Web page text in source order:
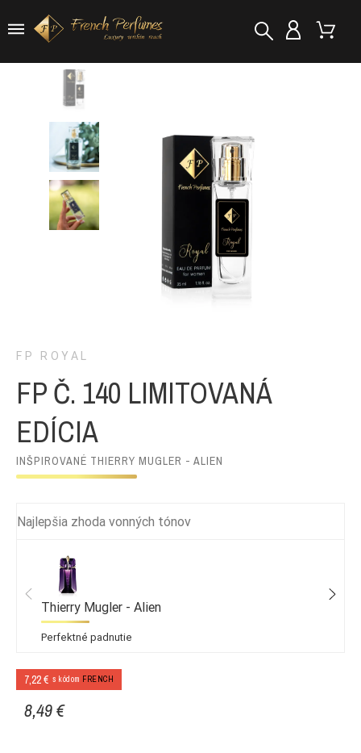
FP ROYAL
FP Č. 140 LIMITOVANÁ
EDÍCIA
INŠPIROVANÉ THIERRY MUGLER - ALIEN
Najlepšia zhoda vonných tónov
Thierry Mugler - Alien
Perfektné padnutie
7,22 € s kódom FRENCH
8,49 €